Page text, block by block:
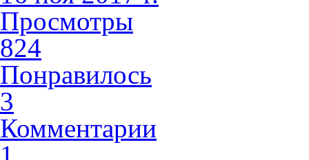
Просмотры
824
Понравилось
3
Комментарии